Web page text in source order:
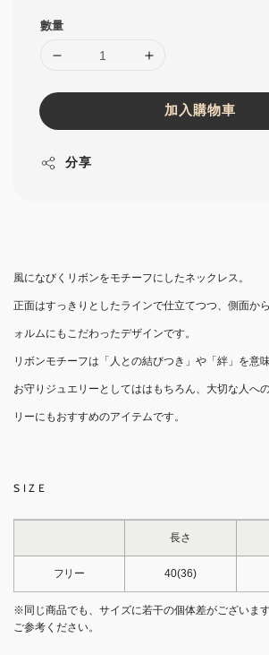
數量
加入購物車
分享
風になびくリボンをモチーフにしたネックレス。
正面はすっきりとしたラインで仕立てつつ、側面か
ォルムにもこだわったデザインです。
リボンモチーフは「人との結びつき」や「絆」を意
お守りジュエリーとしてははもちろん、大切な人へ
リーにもおすすめのアイテムです。
SIZE
長さ
フリー 40(36)
※同じ商品でも、サイズに若干の個体差がございま
ご参考ください。